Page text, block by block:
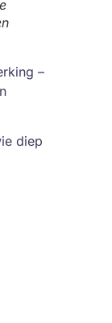
–
diep